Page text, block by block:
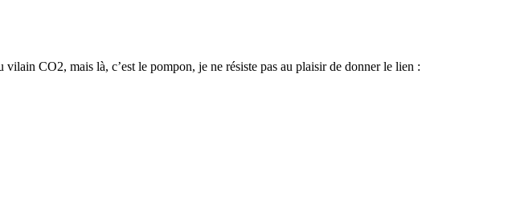
CO2, mais là, c’est le pompon, je ne résiste pas au plaisir de donner le lien :